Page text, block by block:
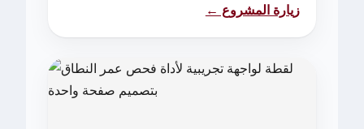
زيارة المشروع ←